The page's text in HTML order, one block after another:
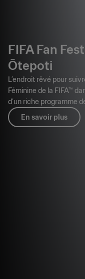
FIFA Fan
Ōtepoti
L’endroit rêvé pour
Féminine de la FIFA™
d’un riche programme
En savoir plus